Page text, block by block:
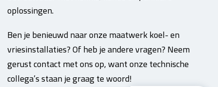
oplossingen.
Ben je benieuwd naar onze maatwerk koel- en
vriesinstallaties? Of heb je andere vragen? Neem
gerust contact met ons op, want onze technische
collega’s staan je graag te woord!